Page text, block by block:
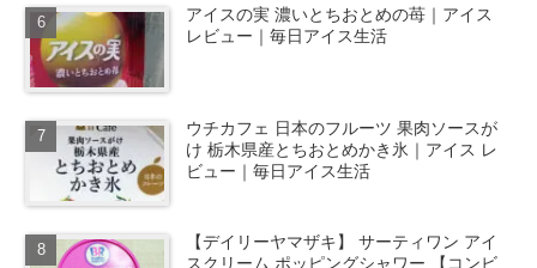
アイスの実 濃いとちおとめの苺｜アイス
レビュー｜毎日アイス生活
ウチカフェ 日本のフルーツ 果肉ソースが
け 栃木県産とちおとめかき氷｜アイス レ
ビュー｜毎日アイス生活
【デイリーヤマザキ】 サーティワン アイ
スクリーム ポッピングシャワー 【コンビ